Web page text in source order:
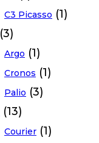
C3 Picasso (1)
(3)
Argo (1)
Cronos (1)
Palio (3)
(13)
Courier (1)